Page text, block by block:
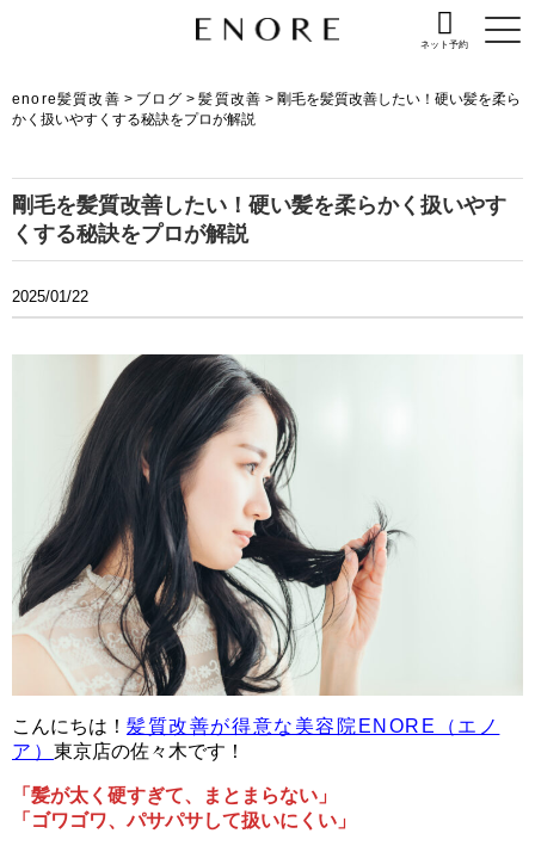
ネット予約
enore髪質改善 > ブログ >髪質改善 > 剛毛を髪質改善したい！硬い髪を柔ら
かく扱いやすくする秘訣をプロが解説
剛毛を髪質改善したい！硬い髪を柔らかく扱いやす
くする秘訣をプロが解説
2025/01/22
こんにちは！ 髪質改善が得意な美容院ENORE（エノ
ア）東京店の佐々木です！
「髪が太く硬すぎて、まとまらない」
「ゴワゴワ、パサパサして扱いにくい」